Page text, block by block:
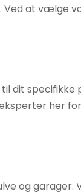
at vælge
dit specifikke
her
og